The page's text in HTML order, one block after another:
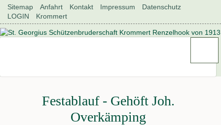
Navigation
überspringen
Sitemap Anfahrt Kontakt Impressum
Datenschutz
LOGIN
Krommert
Festablauf - Gehöft Joh.
Overkämping